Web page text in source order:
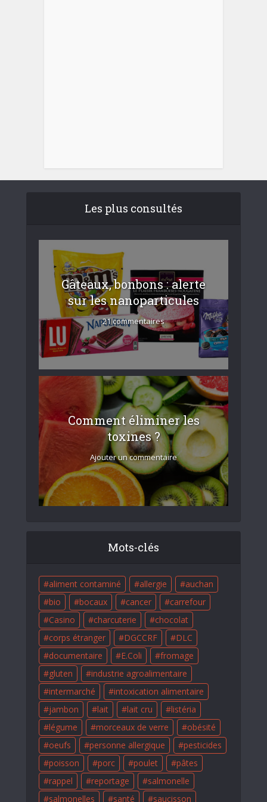
Les plus consultés
Gâteaux, bonbons : alerte
sur les nanoparticules
21 commentaires
Comment éliminer les
toxines ?
Ajouter un commentaire
Mots-clés
aliment contaminé allergie
auchan
bio
bocaux cancer
carrefour
Casino
charcuterie
chocolat
corps étranger
DGCCRF
DLC
documentaire
E.Coli
fromage
gluten
industrie agroalimentaire
intermarché
intoxication alimentaire
jambon
lait lait cru
listéria
légume
morceaux de verre
obésité
oeufs
personne allergique
pesticides
poisson
porc poulet
pâtes
rappel
reportage
salmonelle
salmonelles
santé saucisson